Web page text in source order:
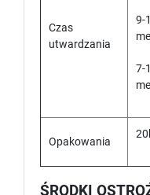
Czas
utwardzania
9-
7-
Opakowania
ŚRODKI